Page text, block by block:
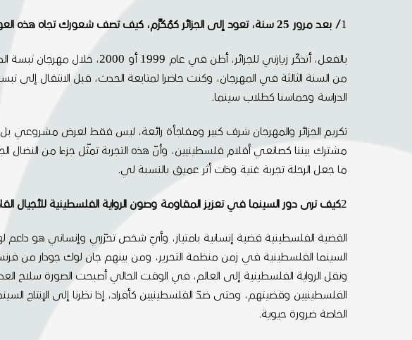
1/ بعد مرور 25 سنة، تعود إلى الجزائر كمُكرَّم، كيف تصف شعورك تجاه هذه العودة، وما الأثر الذي تركته تجربتك الجزائرية على رؤيتك الفنية للسينما؟
بالفعل، أتذكّر زيارتي
من السنة الثالثة في المهرجان، وكنت حاضرا لمتابعة الحدث، قبل الانتقال إلى
الدراسة وحماسنا كطلاب سينما.
تكريم الجزائر والمهرجان شرف كبير ومفاجأة رائعة، ليس فقط لعرض مشروعي بل
مشترك بيننا كصانعي أفلام فلسطينيين، وأنّ هذه التجربة تمثّل جزءا من النضال
ما جعل الرحلة تجربة غنية وذات أثر عميق بالنسبة لي.
2كيف ترى دور السينما في تعزيز المقاومة وصون الرواية الفلسطينية للأجيال
القضية الفلسطينية قضية إنسانية بامتياز، وأيّ شخص تحرّري وإنساني هو داعم
السينما الفلسطينية في زمن منظمة التحرير، ومن بينهم جان لوك جودار من
ونقل الرواية الفلسطينية إلى العالم، في الوقت الحالي أصبحت الصورة سلاح
الفلسطينيين وقضيتهم، وحتى ضدّ الفلسطينيين كأفراد، إذا نظرنا إلى الإنتاج
الخاصة ضرورة حيوية.